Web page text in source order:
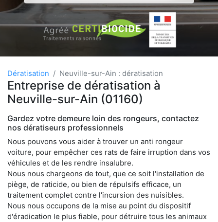
Dératisation Neuville-sur-Ain : dératisation
Entreprise de dératisation à
Neuville-sur-Ain (01160)
Gardez votre demeure loin des rongeurs, contactez
nos dératiseurs professionnels
Nous pouvons vous aider à trouver un anti rongeur
voiture, pour empêcher ces rats de faire irruption dans vos
véhicules et de les rendre insalubre.
Nous nous chargeons de tout, que ce soit l'installation de
piège, de raticide, ou bien de répulsifs efficace, un
traitement complet contre l'incursion des nuisibles.
Nous nous occupons de la mise au point du dispositif
d'éradication le plus fiable, pour détruire tous les animaux